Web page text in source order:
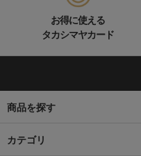
お得に使える
タカシマヤカード
商品を探す
カテゴリ